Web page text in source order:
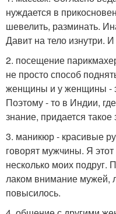
нуждается в
шевелить, разминать.
Давит на тело изнутри.
2. посещение
не просто способ
женщины и у женщины -
Поэтому - то в Индии,
знание, придается
3. маникюр - красивые
говорят мужчины. Я
несколько моих
лаком внимание мужей,
повысилось.